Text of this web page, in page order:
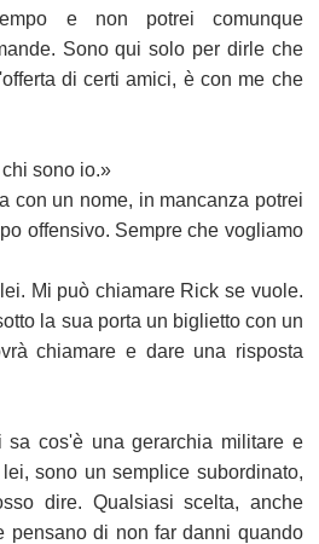
e non potrei comunque
Sono qui solo per dirle che
di certi amici, è con me che
sono io.»
con un nome, in mancanza potrei
offensivo. Sempre che vogliamo
Mi può chiamare Rick se vuole.
la sua porta un biglietto con un
chiamare e dare una risposta
sa cos'è una gerarchia militare e
sono un semplice subordinato,
dire. Qualsiasi scelta, anche
pensano di non far danni quando